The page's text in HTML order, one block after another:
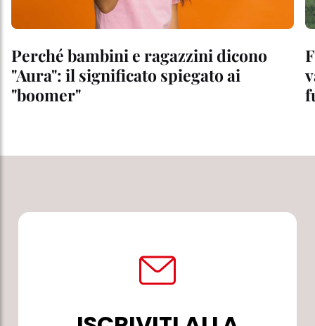
Perché bambini e ragazzini dicono
"Aura": il significato spiegato ai
"boomer"